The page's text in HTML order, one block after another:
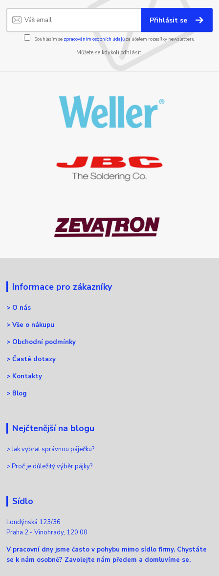
Přihlásit se
Souhlasím se zpracováním osobních údajůza účelem rozesílky newsletteru.
Můžete se kdykoli odhlásit.
Informace pro zákazníky
> O nás
>Vše o nákupu
> Obchodní podmínky
>Časté dotazy
> Kontakty
> Blog
Nejčtenější na blogu
>Jak vybrat správnou páječku?
>Proč je důležitý výběr pájky?
Sídlo
Londýnská 123/36
Praha 2 - Vinohrady, 120 00
V pracovní dny jsme často v pohybu mimo sídlo firmy. Chystáte
se k nám osobně? Zavolejte nám předem a domluvíme se.